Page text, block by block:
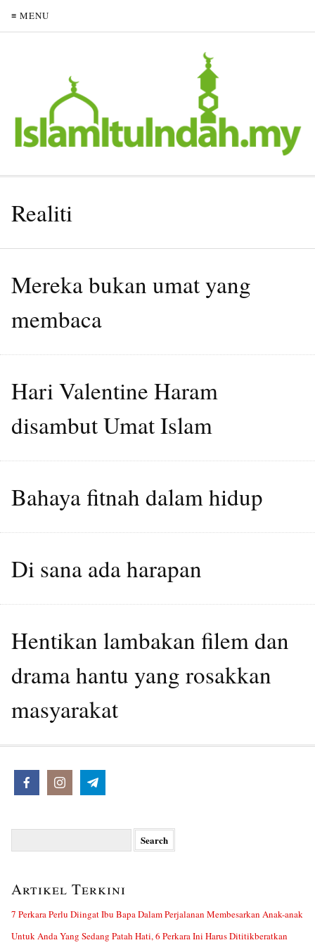
≡ MENU
Realiti
Mereka bukan umat yang
membaca
Hari Valentine Haram
disambut Umat Islam
Bahaya fitnah dalam hidup
Di sana ada harapan
Hentikan lambakan filem dan
drama hantu yang rosakkan
masyarakat
Artikel Terkini
7 Perkara Perlu Diingat Ibu Bapa Dalam Perjalanan Membesarkan Anak-anak
Untuk Anda Yang Sedang Patah Hati, 6 Perkara Ini Harus Dititikberatkan